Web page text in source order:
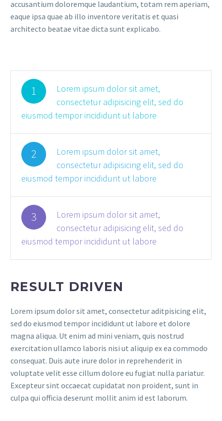
accusantium doloremque laudantium, totam rem aperiam,
eaque ipsa quae ab illo inventore veritatis et quasi
architecto beatae vitae dicta sunt explicabo.
1
Lorem ipsum dolor sit amet,
consectetur adipisicing elit, sed do
eiusmod tempor incididunt ut labore
2
Lorem ipsum dolor sit amet,
consectetur adipisicing elit, sed do
eiusmod tempor incididunt ut labore
3
Lorem ipsum dolor sit amet,
consectetur adipisicing elit, sed do
eiusmod tempor incididunt ut labore
RESULT DRIVEN
Lorem ipsum dolor sit amet, consectetur aditpisicing elit,
sed do eiusmod tempor incididunt ut labore et dolore
magna aliqua. Ut enim ad mini veniam, quis nostrud
exercitation ullamco laboris nisi ut aliquip ex ea commodo
consequat. Duis aute irure dolor in reprehenderit in
voluptate velit esse cillum dolore eu fugiat nulla pariatur.
Excepteur sint occaecat cupidatat non proident, sunt in
culpa qui officia deserunt mollit anim id est laborum.